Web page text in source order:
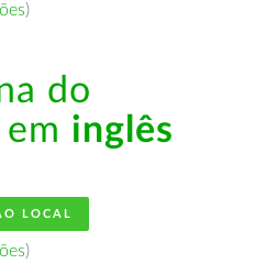
)
do
inglês
LOCAL
)